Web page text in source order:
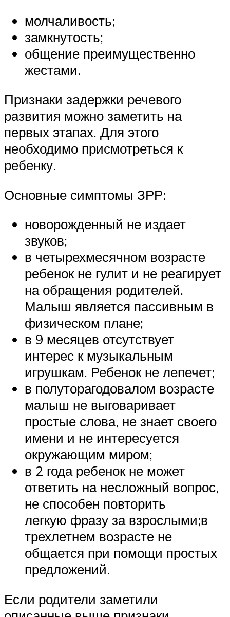
молчаливость;
замкнутость;
общение преимущественно
жестами.
Признаки задержки речевого
развития можно заметить на
первых этапах. Для этого
необходимо присмотреться к
ребенку.
Основные симптомы ЗРР:
новорожденный не издает
звуков;
в четырехмесячном возрасте
ребенок не гулит и не реагирует
на обращения родителей.
Малыш является пассивным в
физическом плане;
в 9 месяцев отсутствует
интерес к музыкальным
игрушкам. Ребенок не лепечет;
в полуторагодовалом возрасте
малыш не выговаривает
простые слова, не знает своего
имени и не интересуется
окружающим миром;
в 2 года ребенок не может
ответить на несложный вопрос,
не способен повторить
легкую фразу за взрослыми;в
трехлетнем возрасте не
общается при помощи простых
предложений.
Если родители заметили